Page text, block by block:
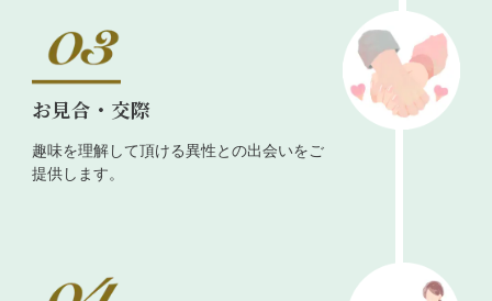
お見合・交際
趣味を理解して頂ける異性との出会いをご
提供します。